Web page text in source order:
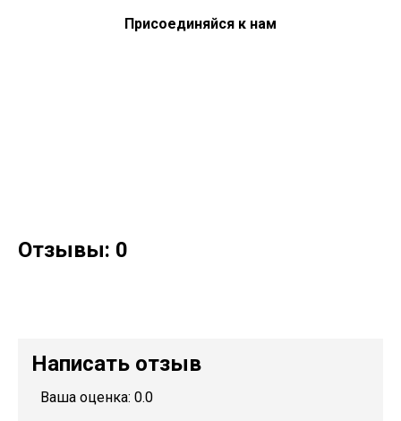
Присоединяйся к нам
Отзывы: 0
Написать отзыв
Ваша оценка: 0.0